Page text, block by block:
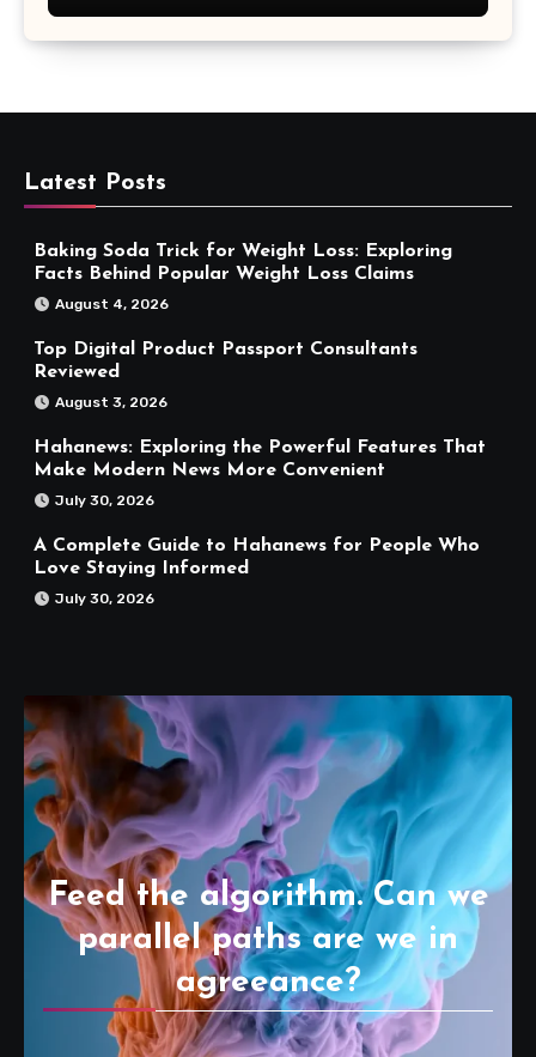
Latest Posts
Baking Soda Trick for Weight Loss: Exploring
Facts Behind Popular Weight Loss Claims
August 4, 2026
Top Digital Product Passport Consultants
Reviewed
August 3, 2026
Hahanews: Exploring the Powerful Features That
Make Modern News More Convenient
July 30, 2026
A Complete Guide to Hahanews for People Who
Love Staying Informed
July 30, 2026
Feed the algorithm. Can we
parallel paths are we in
agreeance?